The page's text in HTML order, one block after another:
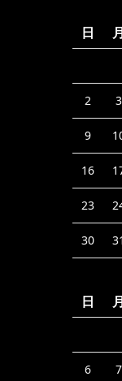
日
2 3
9
16
23
30 31
日
6 7